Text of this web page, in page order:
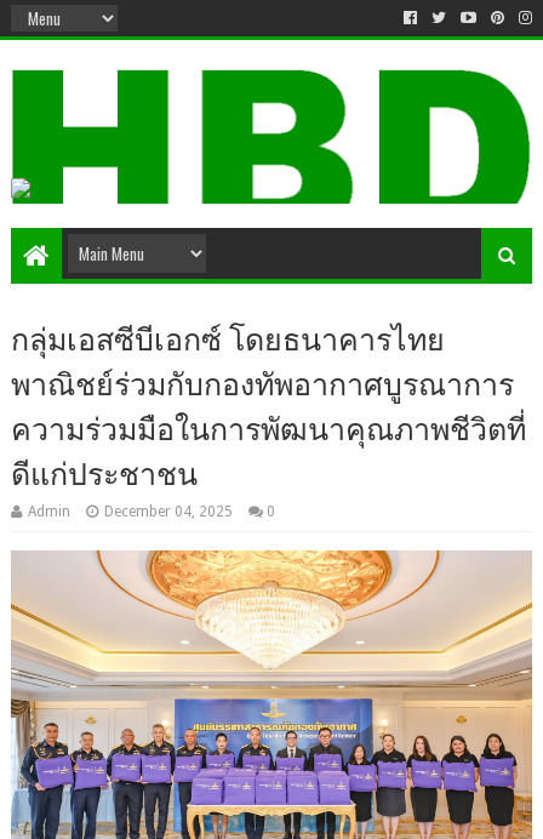
กลุ่มเอสซีบีเอกซ์ โดยธนาคารไทย
พาณิชย์ร่วมกับกองทัพอากาศบูรณาการ
ความร่วมมือในการพัฒนาคุณภาพชีวิตที่
ดีแก่ประชาชน
Admin December 04, 2025 0